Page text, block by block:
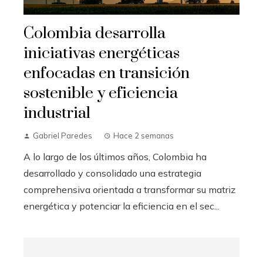
Colombia desarrolla
iniciativas energéticas
enfocadas en transición
sostenible y eficiencia
industrial
Gabriel Paredes Hace 2 semanas
A lo largo de los últimos años, Colombia ha
desarrollado y consolidado una estrategia
comprehensiva orientada a transformar su matriz
energética y potenciar la eficiencia en el sec...